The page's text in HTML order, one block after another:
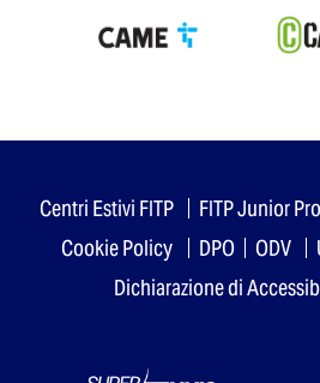
Centri Estivi FITP FITP Junior
Cookie Policy
DPO ODV
Dichiarazione di